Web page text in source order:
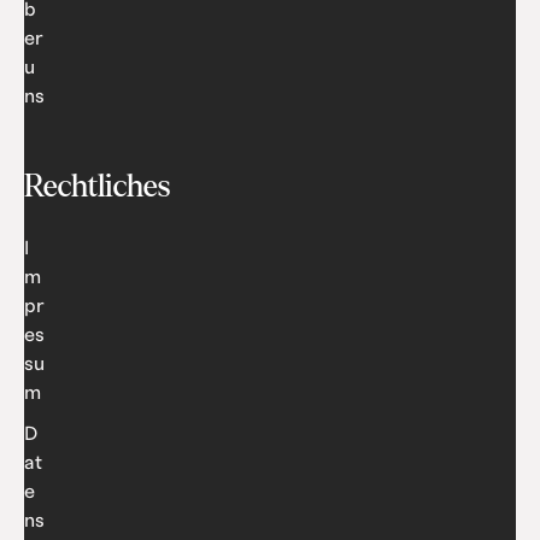
b
er
u
ns
Rechtliches
m
pr
es
su
m
D
at
e
ns